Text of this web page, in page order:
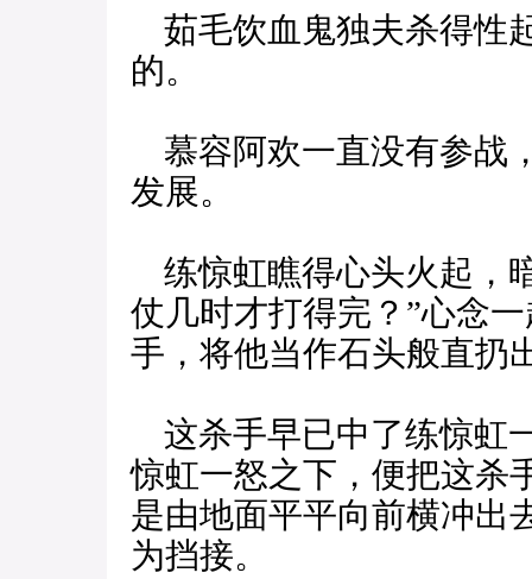
茹毛饮血鬼独夫杀得性
的。
慕容阿欢一直没有参战
发展。
练惊虹瞧得心头火起，
仗几时才打得完？”心念
手，将他当作石头般直扔
这杀手早已中了练惊虹
惊虹一怒之下，便把这杀
是由地面平平向前横冲出
为挡接。